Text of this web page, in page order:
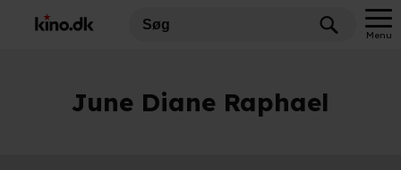
Menu
June Diane Raphael